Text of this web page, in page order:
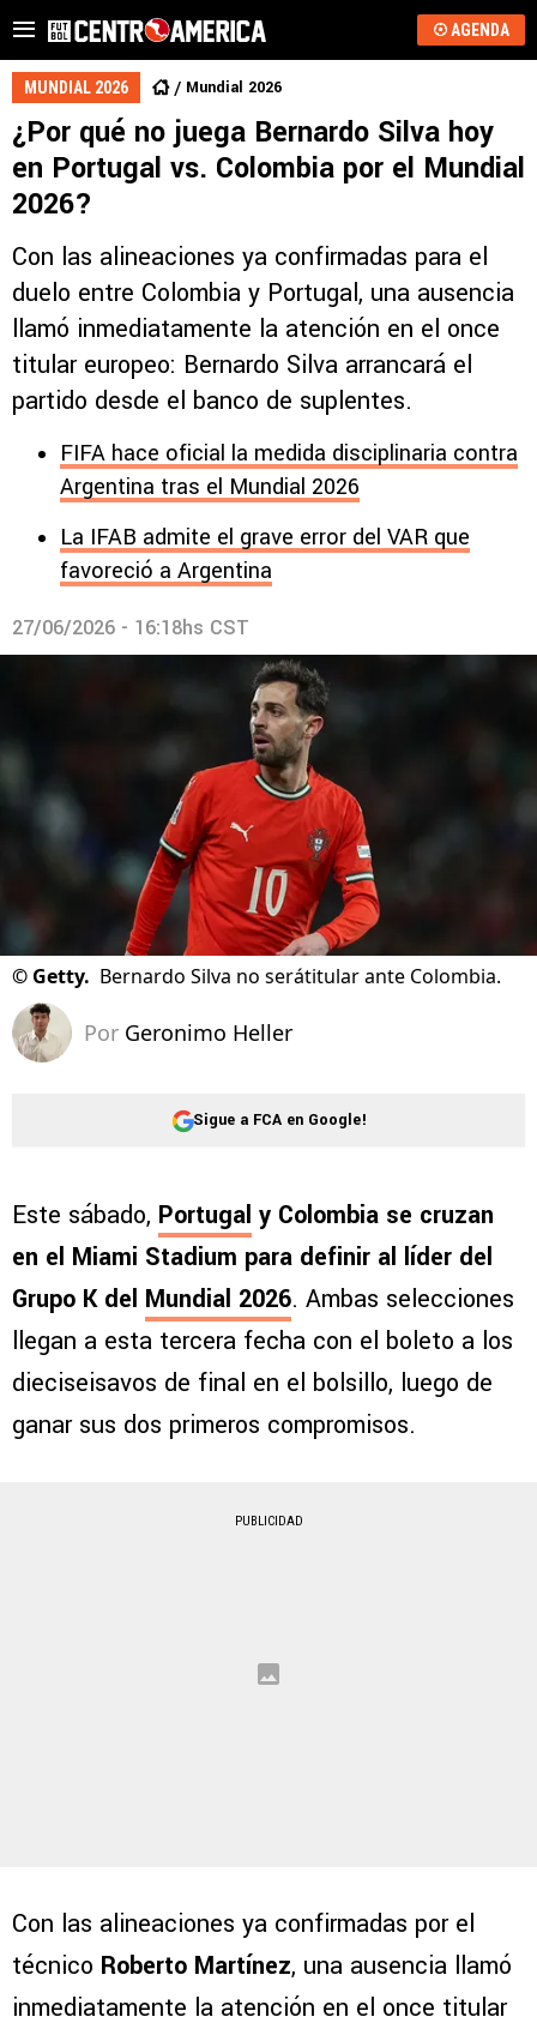
AGENDA
MUNDIAL 2026 Mundial 2026
¿Por qué no juega Bernardo Silva hoy
en Portugal vs. Colombia por el Mundial
2026?
Con las alineaciones ya confirmadas para el
duelo entre Colombia y Portugal, una ausencia
llamó inmediatamente la atención en el once
titular europeo: Bernardo Silva arrancará el
partido desde el banco de suplentes.
FIFA hace oficial la medida disciplinaria contra
Argentina tras el Mundial 2026
La IFAB admite el grave error del VAR que
favoreció a Argentina
27/06/2026 - 16:18hs CST
© Getty. Bernardo Silva no serátitular ante Colombia.
Por Geronimo Heller
Sigue a FCA en Google!
Este sábado, Portugal y Colombia se cruzan
en el Miami Stadium para definir al líder del
Grupo K del Mundial 2026. Ambas selecciones
llegan a esta tercera fecha con el boleto a los
dieciseisavos de final en el bolsillo, luego de
ganar sus dos primeros compromisos.
PUBLICIDAD
Con las alineaciones ya confirmadas por el
técnico Roberto Martínez, una ausencia llamó
inmediatamente la atención en el once titular